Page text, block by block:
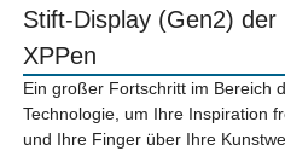
Stift-Display (Gen2) der
XPPen
Ein großer Fortschritt im Bereich
Technologie, um Ihre Inspiration
und Ihre Finger über Ihre